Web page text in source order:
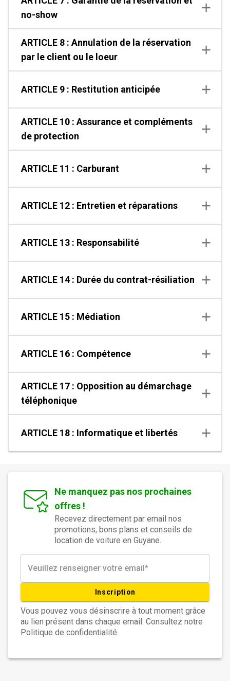
no-show
ARTICLE 8 : Annulation de la réservation
par le client ou le loeur
ARTICLE 9 : Restitution anticipée
ARTICLE 10 : Assurance et compléments
de protection
ARTICLE 11 : Carburant
ARTICLE 12 : Entretien et réparations
ARTICLE 13 : Responsabilité
ARTICLE 14 : Durée du contrat-résiliation
ARTICLE 15 : Médiation
ARTICLE 16 : Compétence
ARTICLE 17 : Opposition au démarchage
téléphonique
ARTICLE 18 : Informatique et libertés
Ne manquez pas nos prochaines
offres !
Recevez directement par email nos
promotions, bons plans et conseils de
location de voiture en Guyane.
Inscription
Vous pouvez vous désinscrire à tout moment grâce
au lien présent dans chaque email. Consultez notre
Politique de confidentialité.